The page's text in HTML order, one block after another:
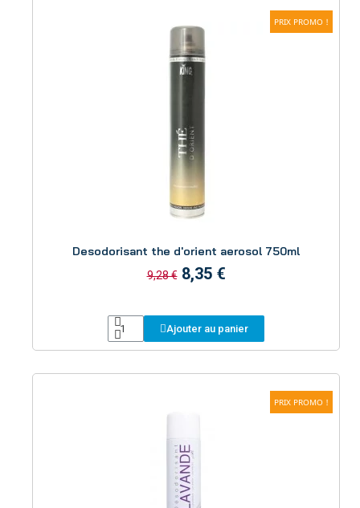
PRIX PROMO !
Desodorisant the d'orient aerosol 750ml
9,28 € 8,35 €
Ajouter au panier
PRIX PROMO !